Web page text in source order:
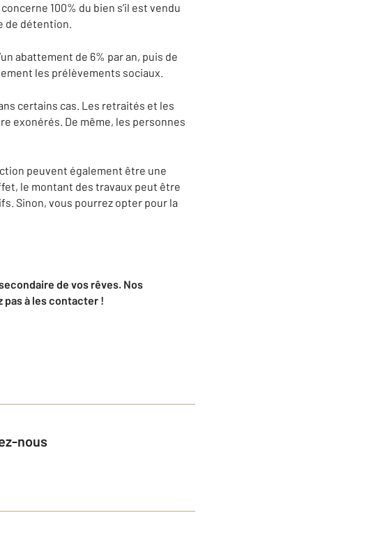
100% du bien s’il est vendu
de détention.
abattement de 6% par an, puis de
les prélèvements sociaux.
certains cas. Les retraités et les
exonérés. De même, les personnes
peuvent également être une
le montant des travaux peut être
Sinon, vous pourrez opter pour la
de vos rêves. Nos
à les contacter !
nous